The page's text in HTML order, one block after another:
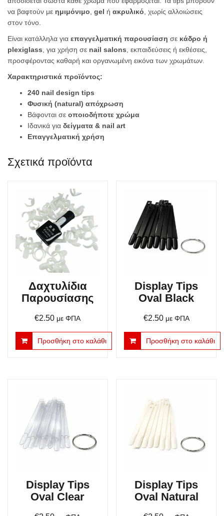
να βαφτούν με ημιμόνιμο gel ή ακρυλικό , χωρίς αλλοιώσεις
στον τόνο.
Είναι κατάλληλα για επαγγελματική παρουσίαση σε κάδρο ή
plexiglass , για χρήση σε nail salons , εκπαιδεύσεις ή εκθέσεις,
προσφέροντας καθαρή και οργανωμένη εικόνα των χρωμάτων.
Χαρακτηριστικά προϊόντος:
240 nail design tips
Φυσική (natural) απόχρωση
Βάφονται σε οποιοδήποτε χρώμα
Ιδανικά για δείγματα & nail art
Επαγγελματική χρήση
Σχετικά προϊόντα
Δαχτυλίδια
Παρουσίασης
€2.50 με ΦΠΑ
Προσθήκη στο καλάθι
Display Tips
Oval Black
€2.50 με ΦΠΑ
Προσθήκη στο καλάθι
Display Tips
Oval Clear
Display Tips
Oval Natural